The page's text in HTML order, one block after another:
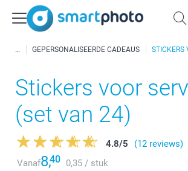
GEPERSONALISEERDE CADEAUS STICKERS
Stickers voor
(set van 24)
4.8/5
(12 reviews)
Vanaf8,40 0,35 / stuk